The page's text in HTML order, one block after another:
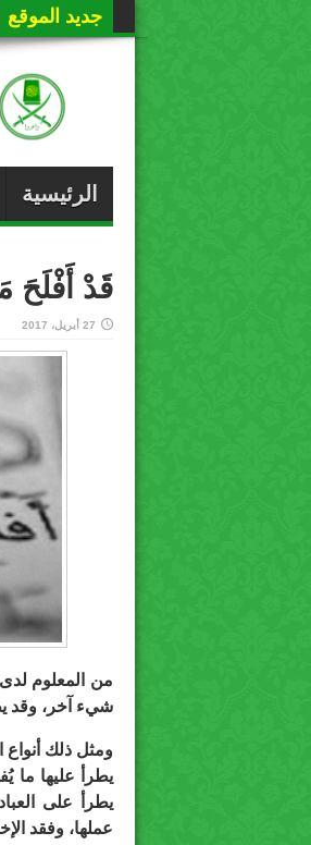
جديد الموقع
الرئيسية
قَدْ أَفْلَحَ
27 أبريل، 2017
من المعلوم
شيء آخر، وقد
ومثل ذلك أنواع
يطرأ عليها ما
يطرأ على
عملها، وفقد